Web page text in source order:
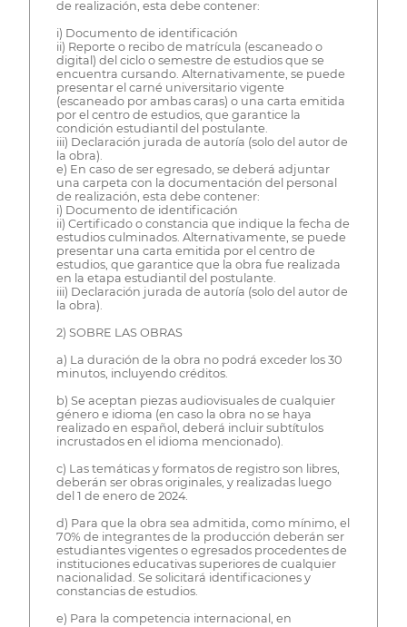
de realización, esta debe contener:
i) Documento de identificación
ii) Reporte o recibo de matrícula (escaneado o
digital) del ciclo o semestre de estudios que se
encuentra cursando. Alternativamente, se puede
presentar el carné universitario vigente
(escaneado por ambas caras) o una carta emitida
por el centro de estudios, que garantice la
condición estudiantil del postulante.
iii) Declaración jurada de autoría (solo del autor de
la obra).
e) En caso de ser egresado, se deberá adjuntar
una carpeta con la documentación del personal
de realización, esta debe contener:
i) Documento de identificación
ii) Certificado o constancia que indique la fecha de
estudios culminados. Alternativamente, se puede
presentar una carta emitida por el centro de
estudios, que garantice que la obra fue realizada
en la etapa estudiantil del postulante.
iii) Declaración jurada de autoría (solo del autor de
la obra).
2) SOBRE LAS OBRAS
a) La duración de la obra no podrá exceder los 30
minutos, incluyendo créditos.
b) Se aceptan piezas audiovisuales de cualquier
género e idioma (en caso la obra no se haya
realizado en español, deberá incluir subtítulos
incrustados en el idioma mencionado).
c) Las temáticas y formatos de registro son libres,
deberán ser obras originales, y realizadas luego
del 1 de enero de 2024.
d) Para que la obra sea admitida, como mínimo, el
70% de integrantes de la producción deberán ser
estudiantes vigentes o egresados procedentes de
instituciones educativas superiores de cualquier
nacionalidad. Se solicitará identificaciones y
constancias de estudios.
e) Para la competencia internacional, en